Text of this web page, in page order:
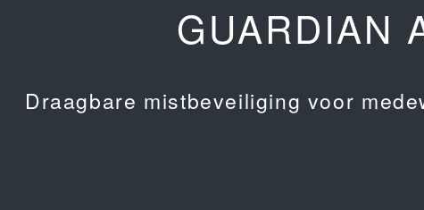
GUARDIAN
Draagbare mistbeveiliging voor